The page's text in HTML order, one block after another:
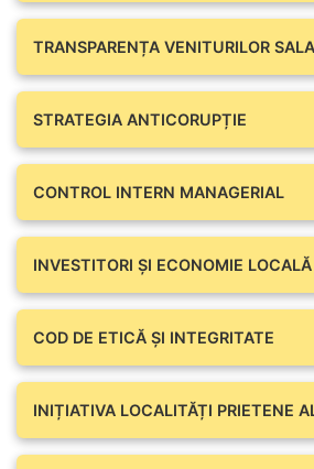
TRANSPARENȚA VENITURILOR
STRATEGIA ANTICORUPȚIE
CONTROL INTERN MANAGERIAL
INVESTITORI ȘI ECONOMIE LOCALĂ
COD DE ETICĂ ȘI INTEGRITATE
INIȚIATIVA LOCALITĂȚI PRIETENE